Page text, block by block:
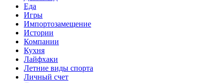
Еда
Игры
Импортозамещение
Истории
Компании
Кухня
Лайфхаки
Летние виды спорта
Личный счет